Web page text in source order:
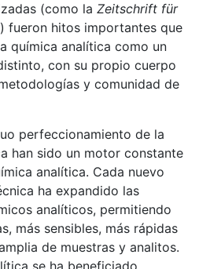
(como la Zeitschrift für
) fueron hitos importantes que
química analítica como un
con su propio cuerpo
y comunidad de
perfeccionamiento de la
han sido un motor constante
analítica. Cada nuevo
ha expandido las
analíticos, permitiendo
más sensibles, más rápidas
de muestras y analitos.